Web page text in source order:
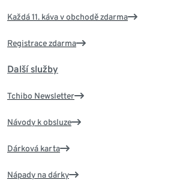
Každá 11. káva v obchodě zdarma
Registrace zdarma
Další služby
Tchibo Newsletter
Návody k obsluze
Dárková karta
Nápady na dárky